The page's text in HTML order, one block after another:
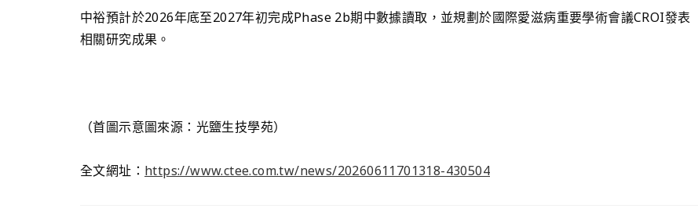
中裕預計於2026年底至2027年初完成Phase 2b期中數據讀取，並規劃於國際愛滋病重要學術會議CROI發表
相關研究成果。
（首圖示意圖來源：光鹽生技學苑）
全文網址： https://www.ctee.com.tw/news/20260611701318-430504